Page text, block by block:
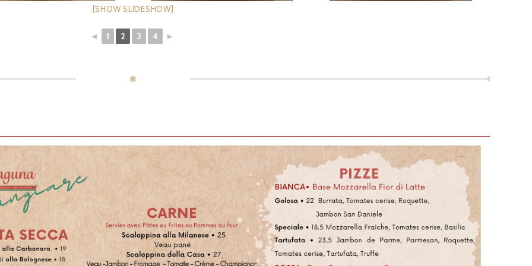
[SHOW SLIDESHOW]
◄ 1 2 3 4 ►
✻